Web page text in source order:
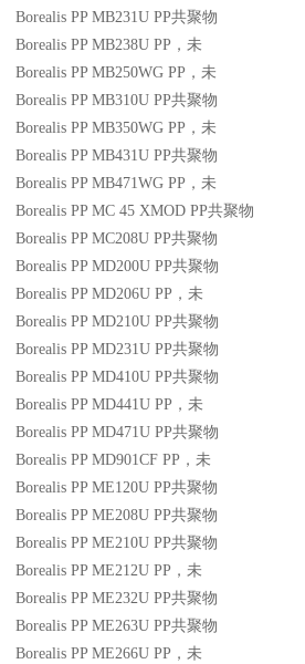
Borealis PP MB231U PP共聚物
Borealis PP MB238U PP ，未
Borealis PP MB250WG PP ，未
Borealis PP MB310U PP共聚物
Borealis PP MB350WG PP ，未
Borealis PP MB431U PP共聚物
Borealis PP MB471WG PP ，未
Borealis PP MC 45 XMOD PP共聚物
Borealis PP MC208U PP共聚物
Borealis PP MD200U PP共聚物
Borealis PP MD206U PP ，未
Borealis PP MD210U PP共聚物
Borealis PP MD231U PP共聚物
Borealis PP MD410U PP共聚物
Borealis PP MD441U PP ，未
Borealis PP MD471U PP共聚物
Borealis PP MD901CF PP ，未
Borealis PP ME120U PP共聚物
Borealis PP ME208U PP共聚物
Borealis PP ME210U PP共聚物
Borealis PP ME212U PP ，未
Borealis PP ME232U PP共聚物
Borealis PP ME263U PP共聚物
Borealis PP ME266U PP ，未